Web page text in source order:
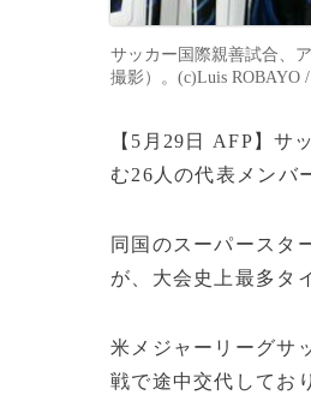
サッカー国際親善試合、
撮影）。(c)Luis ROBAYO /
【5月29日 AFP】サ
む26人の代表メンバ
同国のスーパースタ
が、大会史上最多タ
米メジャーリーグサ
戦で途中交代してお